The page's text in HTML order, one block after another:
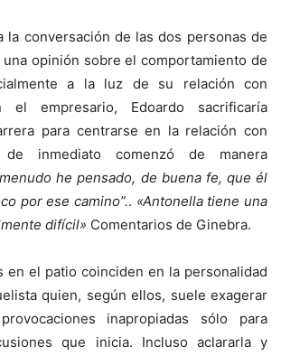
la conversación de las dos personas de
opinión sobre el comportamiento de
a la luz de su relación con
el empresario, Edoardo sacrificaría
para centrarse en la relación con
inmediato comenzó de manera
menudo he pensado, de buena fe, que él
por ese camino”.. «Antonella tiene una
difícil» Comentarios de Ginebra.
en el patio coinciden en la personalidad
quien, según ellos, suele exagerar
inapropiadas sólo para
que inicia. Incluso aclararla y